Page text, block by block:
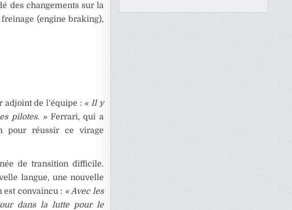
des changements sur la
(engine braking),
adjoint de l’équipe : « Il y
pilotes. » Ferrari, qui a
pour réussir ce virage
de transition difficile.
langue, une nouvelle
est convaincu : « Avec les
dans la lutte pour le